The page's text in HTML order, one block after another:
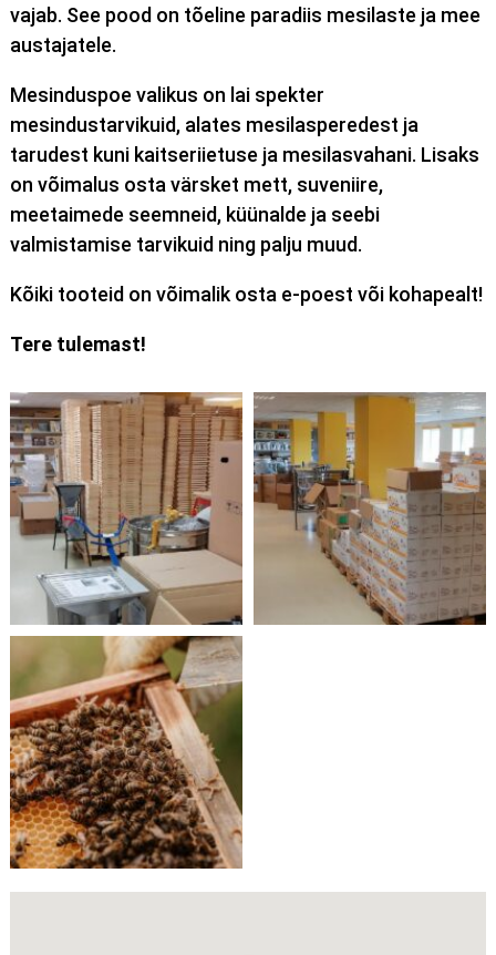
vajab. See pood on tõeline paradiis mesilaste ja mee
austajatele.
Mesinduspoe valikus on lai spekter
mesindustarvikuid, alates mesilasperedest ja
tarudest kuni kaitseriietuse ja mesilasvahani. Lisaks
on võimalus osta värsket mett, suveniire,
meetaimede seemneid, küünalde ja seebi
valmistamise tarvikuid ning palju muud.
Kõiki tooteid on võimalik osta e-poest või kohapealt!
Tere tulemast!